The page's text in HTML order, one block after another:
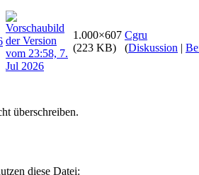
1.000×607
(223 KB)
Cgru
(Diskussion |
überschreiben.
diese Datei: